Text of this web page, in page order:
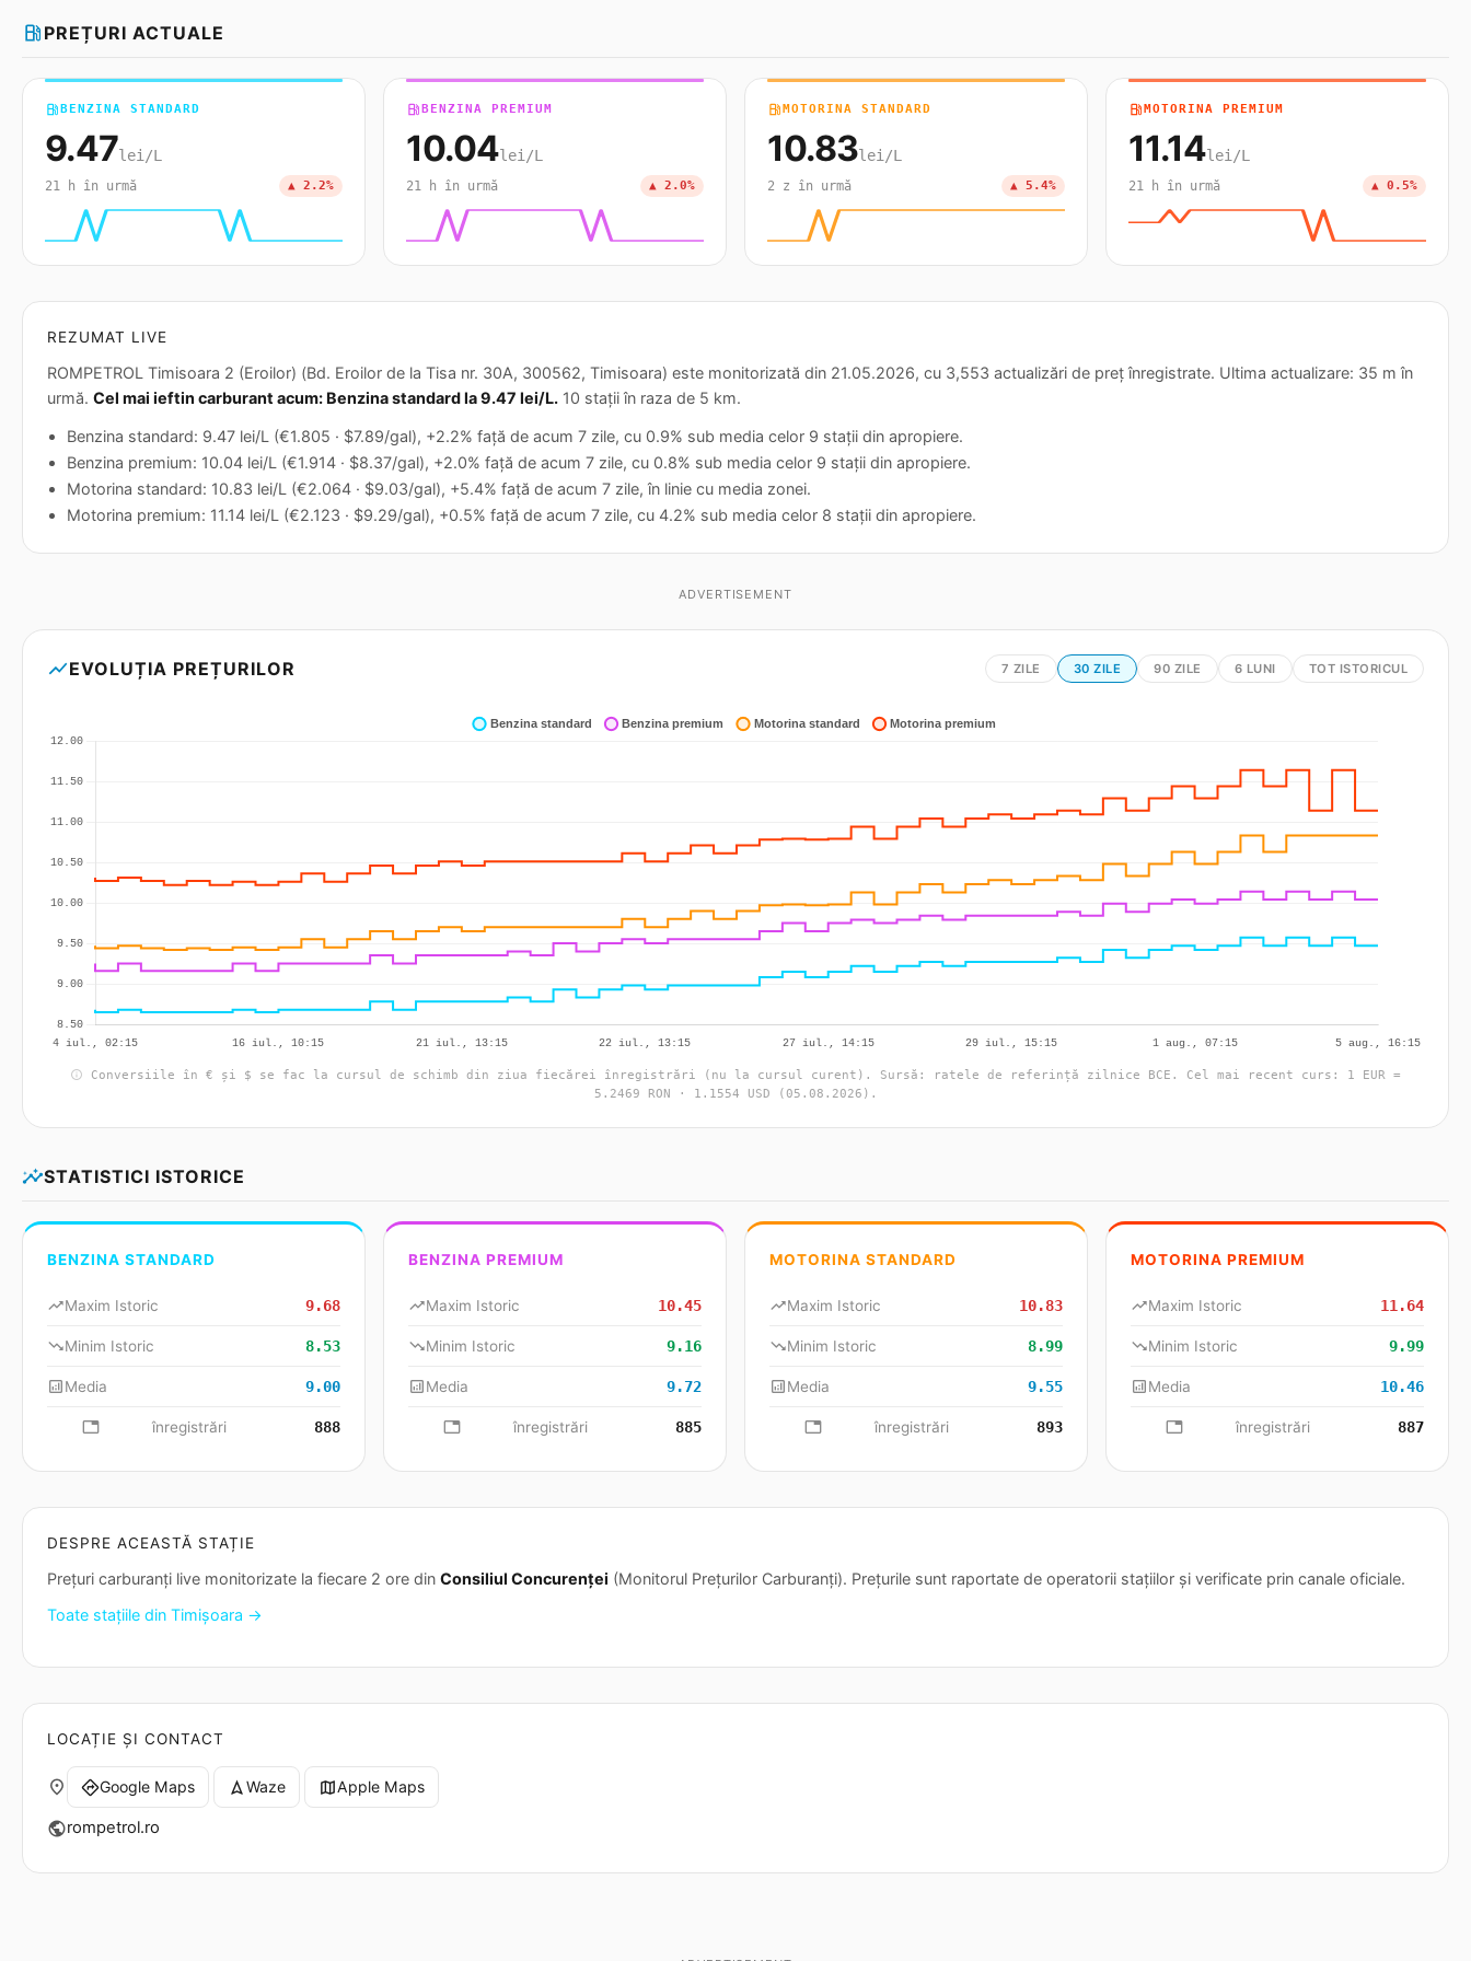
local_gas_station PREȚURI ACTUALE
local_gas_stationBENZINA STANDARD
9.47lei/L
21 h în urmă ▲ 2.2%
local_gas_stationBENZINA PREMIUM
10.04lei/L
21 h în urmă ▲ 2.0%
local_gas_stationMOTORINA STANDARD
10.83lei/L
2 z în urmă ▲ 5.4%
local_gas_stationMOTORINA PREMIUM
11.14lei/L
21 h în urmă ▲ 0.5%
REZUMAT LIVE
ROMPETROL Timisoara 2 (Eroilor) (Bd. Eroilor de la Tisa nr. 30A, 300562, Timisoara) este monitorizată din 21.05.2026, cu 3,553 actualizări de preț înregistrate. Ultima actualizare: 35 m în
urmă. Cel mai ieftin carburant acum: Benzina standard la 9.47 lei/L. 10 stații în raza de 5 km.
Benzina standard: 9.47 lei/L (€1.805 · $7.89/gal), +2.2% față de acum 7 zile, cu 0.9% sub media celor 9 stații din apropiere.
Benzina premium: 10.04 lei/L (€1.914 · $8.37/gal), +2.0% față de acum 7 zile, cu 0.8% sub media celor 9 stații din apropiere.
Motorina standard: 10.83 lei/L (€2.064 · $9.03/gal), +5.4% față de acum 7 zile, în linie cu media zonei.
Motorina premium: 11.14 lei/L (€2.123 · $9.29/gal), +0.5% față de acum 7 zile, cu 4.2% sub media celor 8 stații din apropiere.
ADVERTISEMENT
show_chartEVOLUȚIA PREȚURILOR 7 ZILE 30 ZILE 90 ZILE 6 LUNI TOT ISTORICUL
info
Conversiile în € și $ se fac la cursul de schimb din ziua fiecărei înregistrări (nu la cursul curent). Sursă: ratele de referință zilnice BCE. Cel mai recent curs: 1 EUR =
5.2469 RON · 1.1554 USD (05.08.2026).
insightsSTATISTICI ISTORICE
BENZINA STANDARD
trending_upMaxim Istoric 9.68
trending_downMinim Istoric 8.53
analyticsMedia 9.00
database înregistrări 888
BENZINA PREMIUM
trending_upMaxim Istoric 10.45
trending_downMinim Istoric 9.16
analyticsMedia 9.72
database înregistrări 885
MOTORINA STANDARD
trending_upMaxim Istoric 10.83
trending_downMinim Istoric 8.99
analyticsMedia 9.55
database înregistrări 893
MOTORINA PREMIUM
trending_upMaxim Istoric 11.64
trending_downMinim Istoric 9.99
analyticsMedia 10.46
database înregistrări 887
DESPRE ACEASTĂ STAȚIE
Prețuri carburanți live monitorizate la fiecare 2 ore din Consiliul Concurenței (Monitorul Prețurilor Carburanți). Prețurile sunt raportate de operatorii stațiilor și verificate prin canale oficiale.
Toate stațiile din Timișoara →
LOCAȚIE ȘI CONTACT
place directionsGoogle Maps navigation Waze mapApple Maps
publicrompetrol.ro